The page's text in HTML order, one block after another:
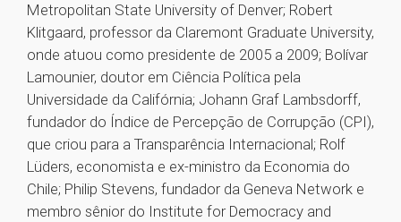
Metropolitan State University of Denver; Robert
Klitgaard, professor da Claremont Graduate University,
onde atuou como presidente de 2005 a 2009; Bolívar
Lamounier, doutor em Ciência Política pela
Universidade da Califórnia; Johann Graf Lambsdorff,
fundador do Índice de Percepção de Corrupção (CPI),
que criou para a Transparência Internacional; Rolf
Lüders, economista e ex-ministro da Economia do
Chile; Philip Stevens, fundador da Geneva Network e
membro sênior do Institute for Democracy and